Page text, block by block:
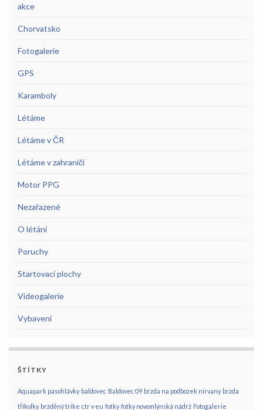
akce
Chorvatsko
Fotogalerie
GPS
Karamboly
Létáme
Létáme v ČR
Létáme v zahraničí
Motor PPG
Nezařazené
O létání
Poruchy
Startovací plochy
Videogalerie
Vybavení
ŠTÍTKY
Aquapark pasohlávky baldovec Baldovec 09 brzda na podbozek nirvany brzda
tříkolky bržděný trike ctr v eu fotky fotky novomlýnská nádrž Fotogalerie